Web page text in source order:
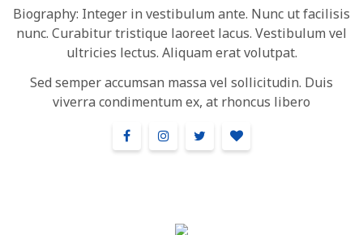
Biography: Integer in vestibulum ante. Nunc ut facilisis
nunc. Curabitur tristique laoreet lacus. Vestibulum vel
ultricies lectus. Aliquam erat volutpat.
Sed semper accumsan massa vel sollicitudin. Duis
viverra condimentum ex, at rhoncus libero